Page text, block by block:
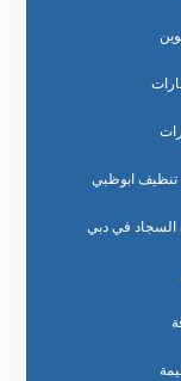
ابوظبي
في دبي